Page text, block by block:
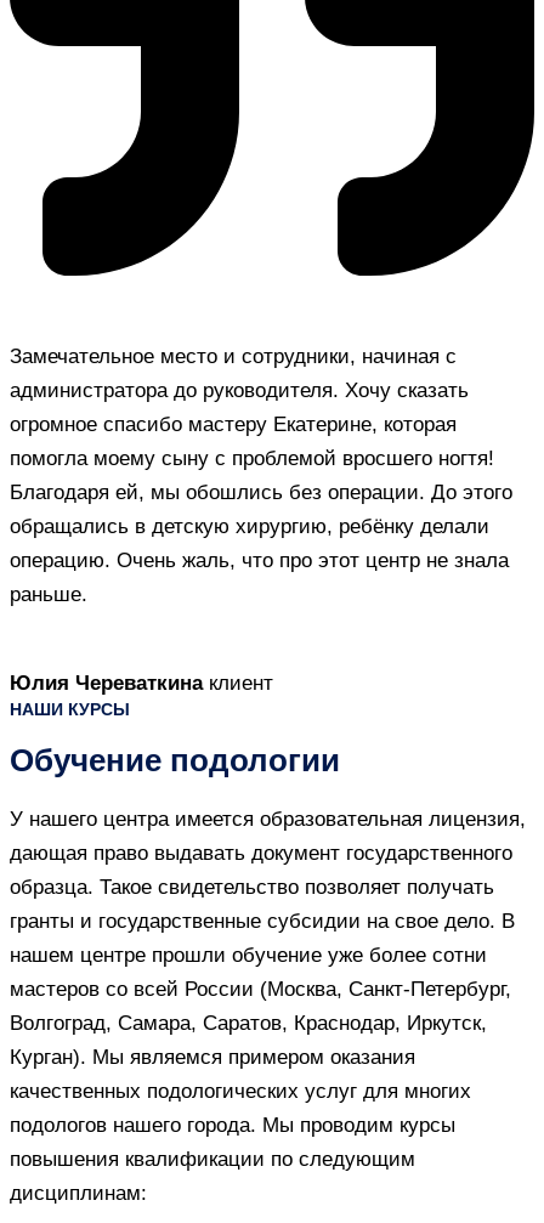
Замечательное место и сотрудники, начиная с
администратора до руководителя. Хочу сказать
огромное спасибо мастеру Екатерине, которая
помогла моему сыну с проблемой вросшего ногтя!
Благодаря ей, мы обошлись без операции. До этого
обращались в детскую хирургию, ребёнку делали
операцию. Очень жаль, что про этот центр не знала
раньше.
Юлия Череваткина клиент
НАШИ КУРСЫ
Обучение подологии
У нашего центра имеется образовательная лицензия,
дающая право выдавать документ государственного
образца. Такое свидетельство позволяет получать
гранты и государственные субсидии на свое дело. В
нашем центре прошли обучение уже более сотни
мастеров со всей России (Москва, Санкт-Петербург,
Волгоград, Самара, Саратов, Краснодар, Иркутск,
Курган). Мы являемся примером оказания
качественных подологических услуг для многих
подологов нашего города. Мы проводим курсы
повышения квалификации по следующим
дисциплинам: